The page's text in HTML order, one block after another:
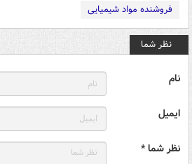
فروشنده مواد شیمیایی
نظر شما
نام
ایمیل
نظر شما *